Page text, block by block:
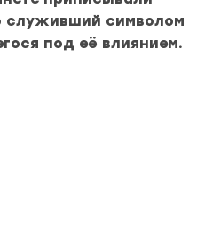
служивший символом
под её влиянием.